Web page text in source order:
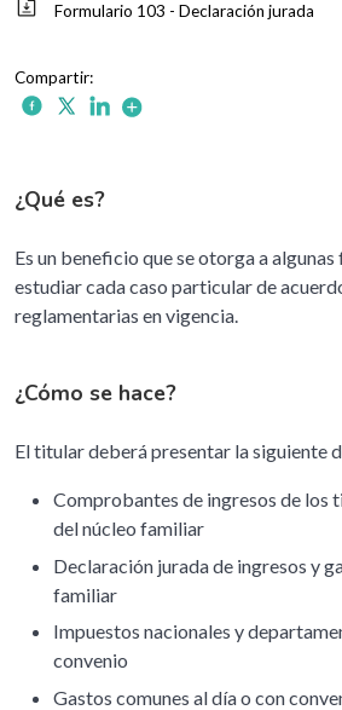
Formulario 103 - Declaración jurada
¿Qué es?
Es un beneficio que se otorga a
estudiar cada caso particular de
reglamentarias en vigencia.
¿Cómo se hace?
El titular deberá presentar la siguiente
Comprobantes de ingresos de los
del núcleo familiar
Declaración jurada de ingresos y
familiar
Impuestos nacionales y
convenio
Gastos comunes al día o con